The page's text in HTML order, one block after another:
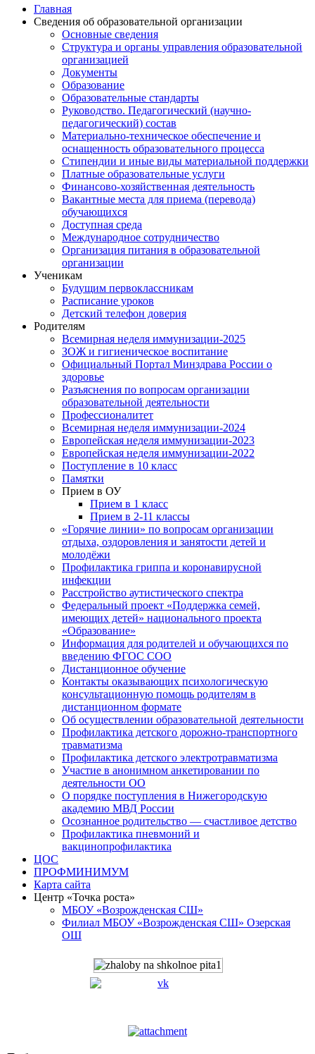
Главная
Сведения об образовательной организации
Основные сведения
Структура и органы управления образовательной
организацией
Документы
Образование
Образовательные стандарты
Руководство. Педагогический (научно-
педагогический) состав
Материально-техническое обеспечение и
оснащенность образовательного процесса
Стипендии и иные виды материальной поддержки
Платные образовательные услуги
Финансово-хозяйственная деятельность
Вакантные места для приема (перевода)
обучающихся
Доступная среда
Международное сотрудничество
Организация питания в образовательной
организации
Ученикам
Будущим первоклассникам
Расписание уроков
Детский телефон доверия
Родителям
Всемирная неделя иммунизации-2025
ЗОЖ и гигиеническое воспитание
Официальный Портал Минздрава России о
здоровье
Разъяснения по вопросам организации
образовательной деятельности
Профессионалитет
Всемирная неделя иммунизации-2024
Европейская неделя иммунизации-2023
Европейская неделя иммунизации-2022
Поступление в 10 класс
Памятки
Прием в ОУ
Прием в 1 класс
Прием в 2-11 классы
«Горячие линии» по вопросам организации
отдыха, оздоровления и занятости детей и
молодёжи
Профилактика гриппа и коронавирусной
инфекции
Расстройство аутистического спектра
Федеральный проект «Поддержка семей,
имеющих детей» национального проекта
«Образование»
Информация для родителей и обучающихся по
введению ФГОС СОО
Дистанционное обучение
Контакты оказывающих психологическую
консультационную помощь родителям в
дистанционном формате
Об осуществлении образовательной деятельности
Профилактика детского дорожно-транспортного
травматизма
Профилактика детского электротравматизма
Участие в анонимном анкетировании по
деятельности ОО
О порядке поступления в Нижегородскую
академию МВД России
Осознанное родительство — счастливое детство
Профилактика пневмоний и
вакцинопрофилактика
ЦОС
ПРОФМИНИМУМ
Карта сайта
Центр «Точка роста»
МБОУ «Возрожденская СШ»
Филиал МБОУ «Возрожденская СШ» Озерская
ОШ